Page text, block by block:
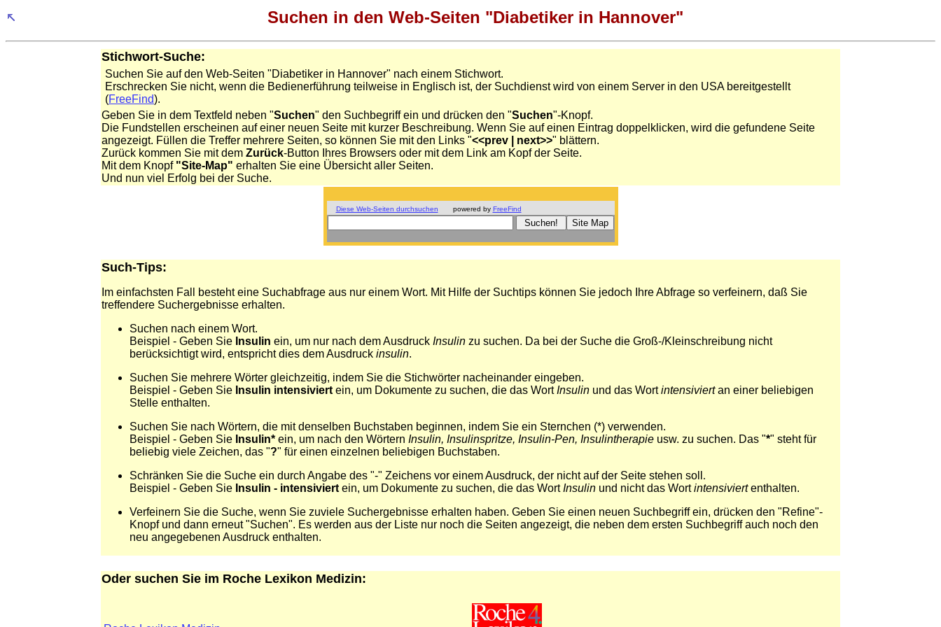
Suchen in den Web-Seiten "Diabetiker in Hannover"
Stichwort-Suche:
Suchen Sie auf den Web-Seiten "Diabetiker in Hannover" nach einem Stichwort.
Erschrecken Sie nicht, wenn die Bedienerführung teilweise in Englisch ist, der Suchdienst wird von einem Server in den USA bereitgestellt
(FreeFind).
Geben Sie in dem Textfeld neben "Suchen" den Suchbegriff ein und drücken den "Suchen"-Knopf.
Die Fundstellen erscheinen auf einer neuen Seite mit kurzer Beschreibung. Wenn Sie auf einen Eintrag doppelklicken, wird die gefundene Seite
angezeigt. Füllen die Treffer mehrere Seiten, so können Sie mit den Links "<<prev | next>>" blättern.
Zurück kommen Sie mit dem Zurück-Button Ihres Browsers oder mit dem Link am Kopf der Seite.
Mit dem Knopf "Site-Map" erhalten Sie eine Übersicht aller Seiten.
Und nun viel Erfolg bei der Suche.
Diese Web-Seiten durchsuchen powered by FreeFind
Such-Tips:
Im einfachsten Fall besteht eine Suchabfrage aus nur einem Wort. Mit Hilfe der Suchtips können Sie jedoch Ihre Abfrage so verfeinern, daß Sie
treffendere Suchergebnisse erhalten.
Suchen nach einem Wort.
Beispiel - Geben Sie Insulin ein, um nur nach dem Ausdruck Insulin zu suchen. Da bei der Suche die Groß-/Kleinschreibung nicht
berücksichtigt wird, entspricht dies dem Ausdruck insulin.
Suchen Sie mehrere Wörter gleichzeitig, indem Sie die Stichwörter nacheinander eingeben.
Beispiel - Geben Sie Insulin intensiviert ein, um Dokumente zu suchen, die das WortInsulin und das Wortintensiviertan einer beliebigen
Stelle enthalten.
Suchen Sie nach Wörtern, die mit denselben Buchstaben beginnen, indem Sie ein Sternchen (*) verwenden.
Beispiel - Geben Sie Insulin* ein, um nach den Wörtern Insulin, Insulinspritze, Insulin-Pen, Insulintherapie usw. zu suchen. Das "*" steht für
beliebig viele Zeichen, das "?" für einen einzelnen beliebigen Buchstaben.
Schränken Sie die Suche ein durch Angabe des "-" Zeichens vor einem Ausdruck, der nicht auf der Seite stehen soll .
Beispiel - Geben Sie Insulin - intensiviert ein, um Dokumente zu suchen, die das WortInsulin und nicht das Wortintensiviertenthalten.
Verfeinern Sie die Suche, wenn Sie zuviele Suchergebnisse erhalten haben. Geben Sie einen neuen Suchbegriff ein, drücken den "Refine"-
Knopf und dann erneut "Suchen". Es werden aus der Liste nur noch die Seiten angezeigt, die neben dem ersten Suchbegriff auch noch den
neu angegebenen Ausdruck enthalten.
Oder suchen Sie im Roche Lexikon Medizin: